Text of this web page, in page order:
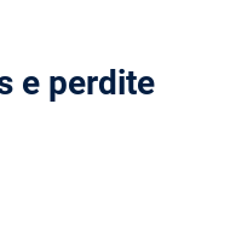
e perdite